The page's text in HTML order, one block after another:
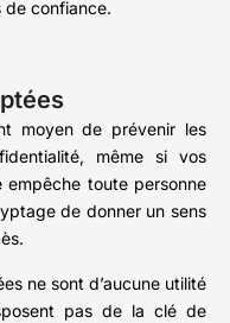
de confiance.
moyen de prévenir les
même si vos
toute personne
de donner un sens
ne sont d’aucune utilité
pas de la clé de